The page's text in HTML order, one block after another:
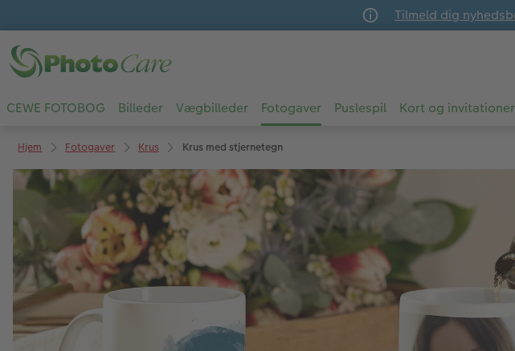
Tilmeld dig
CEWE FOTOBOG Billeder Vægbilleder Fotogaver Puslespil Kort og invitationer
Hjem Fotogaver Krus Krus med stjernetegn